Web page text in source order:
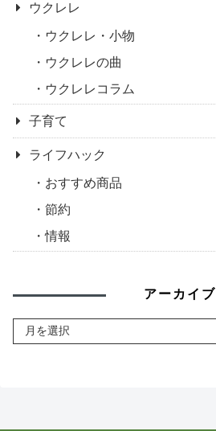
ウクレレ
ウクレレ・小物
ウクレレの曲
ウクレレコラム
子育て
ライフハック
おすすめ商品
節約
情報
アーカイブ